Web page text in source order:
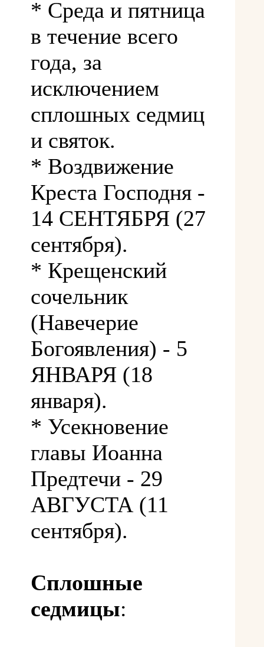
* Среда и пятница
в течение всего
года, за
исключением
сплошных седмиц
и святок.
* Воздвижение
Креста Господня -
14 СЕНТЯБРЯ (27
сентября).
* Крещенский
сочельник
(Навечерие
Богоявления) - 5
ЯНВАРЯ (18
января).
* Усекновение
главы Иоанна
Предтечи - 29
АВГУСТА (11
сентября).
Сплошные
седмицы: